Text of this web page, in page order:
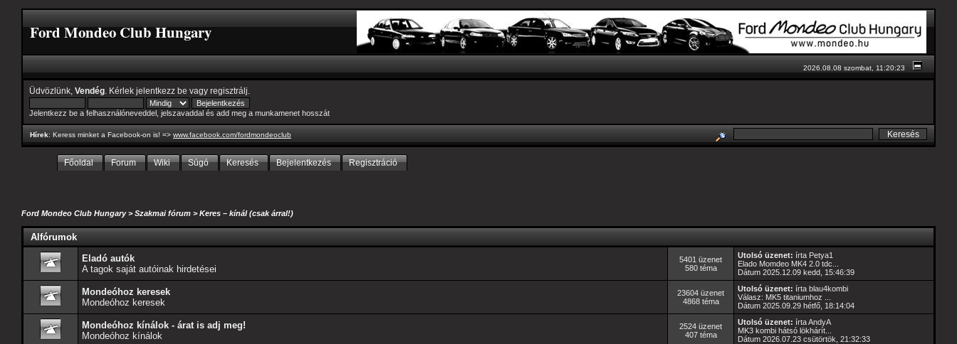
Ford Mondeo Club Hungary
2026.08.08 szombat, 11:20:23
Üdvözlünk, Vendég . Kérlek jelentkezz be vagy regisztrálj
Jelentkezz be a felhasználóneveddel, jelszavaddal és add meg a munkamenet hosszát
Hírek: Keress minket a Facebook-on is! => www.facebook.com/fordmondeoclub
Főoldal Forum Wiki Súgó Keresés Bejelentkezés Regisztráció
Ford Mondeo Club Hungary>Szakmai fórum >Keres – kínál (csak árral!)
Alfórumok
Eladó autók
A tagok saját autóinak hirdetései
5401 üzenet
580 téma
Utolsó üzenet: írta Petya1
Elado Momdeo MK4 2.0 tdc...
Dátum 2025.12.09 kedd, 15:46:39
Mondeóhoz keresek
Mondeóhoz keresek
23604 üzenet
4868 téma
Utolsó üzenet: írta blau4kombi
Válasz: MK5 titaniumhoz ...
Dátum 2025.09.29 hétfő, 18:14:04
Mondeóhoz kínálok - árat is adj meg!
Mondeóhoz kínálok
2524 üzenet
407 téma
Utolsó üzenet: írtaAndyA
MK3 kombi hátsó lökhárít...
Dátum 2026.07.23 csütörtök, 21:32:33